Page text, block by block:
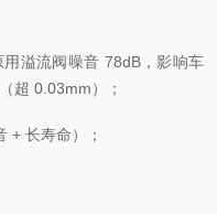
用溢流阀噪音 78dB，影响车
超 0.03mm）；
+ 长寿命）；